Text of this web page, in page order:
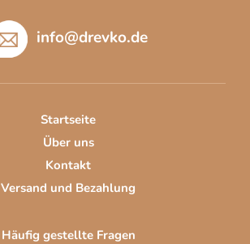
info@drevko.de
Startseite
Über uns
Kontakt
Versand und Bezahlung
Häufig gestellte Fragen